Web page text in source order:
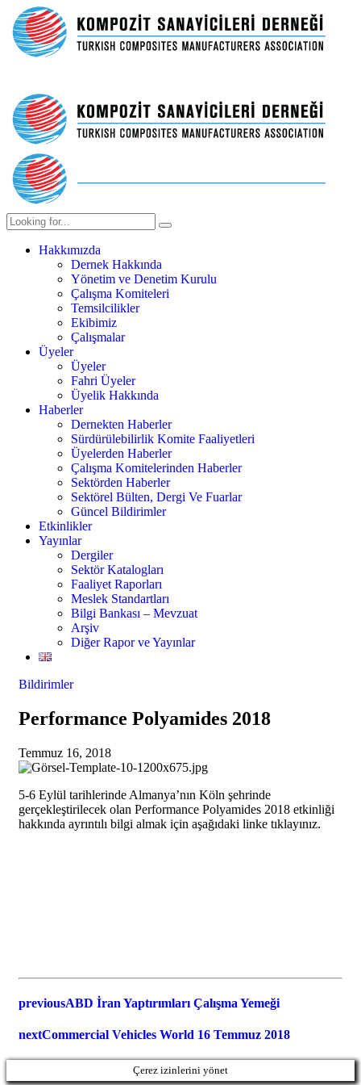
Hakkımızda
Dernek Hakkında
Yönetim ve Denetim Kurulu
Çalışma Komiteleri
Temsilcilikler
Ekibimiz
Çalışmalar
Üyeler
Üyeler
Fahri Üyeler
Üyelik Hakkında
Haberler
Dernekten Haberler
Sürdürülebilirlik Komite Faaliyetleri
Üyelerden Haberler
Çalışma Komitelerinden Haberler
Sektörden Haberler
Sektörel Bülten, Dergi Ve Fuarlar
Güncel Bildirimler
Etkinlikler
Yayınlar
Dergiler
Sektör Katalogları
Faaliyet Raporları
Meslek Standartları
Bilgi Bankası – Mevzuat
Arşiv
Diğer Rapor ve Yayınlar
Bildirimler
Performance Polyamides 2018
Temmuz 16, 2018
5-6 Eylül tarihlerinde Almanya’nın Köln şehrinde
gerçekleştirilecek olan Performance Polyamides 2018 etkinliği
hakkında ayrıntılı bilgi almak için aşağıdaki linke tıklayınız.
previousABD İran Yaptırımları Çalışma Yemeği
nextCommercial Vehicles World 16 Temmuz 2018
Çerez izinlerini yönet